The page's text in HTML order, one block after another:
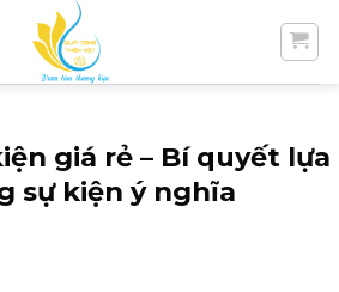
giá rẻ – Bí quyết lựa
sự kiện ý nghĩa